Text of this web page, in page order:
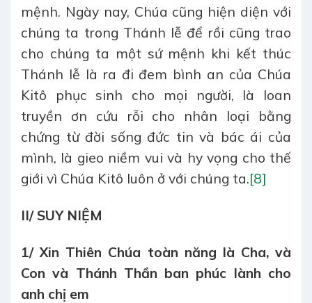
mệnh. Ngày nay, Chúa cũng hiện diện với
chúng ta trong Thánh lễ để rồi cũng trao
cho chúng ta một sứ mệnh khi kết thúc
Thánh lễ là ra đi đem bình an của Chúa
Kitô phục sinh cho mọi người, là loan
truyền ơn cứu rỗi cho nhân loại bằng
chứng từ đời sống đức tin và bác ái của
mình, là gieo niềm vui và hy vọng cho thế
giới vì Chúa Kitô luôn ở với chúng ta.[8]
II/ SUY NIỆM
1/ Xin Thiên Chúa toàn năng là Cha, và
Con và Thánh Thần ban phúc lành cho
anh chị em